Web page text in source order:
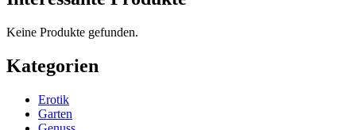
Keine Produkte gefunden.
Kategorien
Erotik
Garten